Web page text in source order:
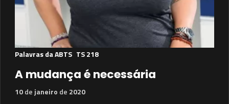
Palavras da ABTS TS 218
A mudança é necessária
10de janeiro de 2020